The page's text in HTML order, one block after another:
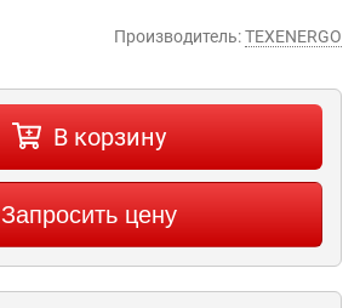
Производитель:TEXENERGO
В корзину
Запросить цену